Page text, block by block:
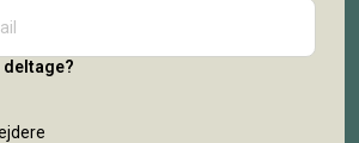
deltage?